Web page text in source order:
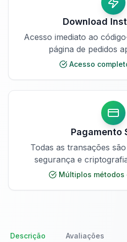
Download
Acesso imediato ao
página de pedidos
Acesso
Pagamento
Todas as transações
segurança e
Múltiplos métodos
Descrição Avaliações